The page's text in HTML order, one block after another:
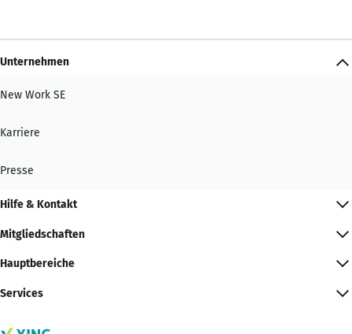
Unternehmen
New Work SE
Karriere
Presse
Hilfe & Kontakt
Mitgliedschaften
Hauptbereiche
Services